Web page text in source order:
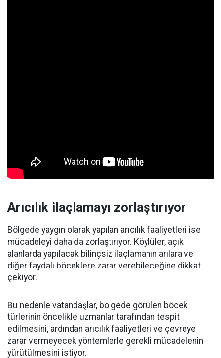
Arıcılık ilaçlamayı zorlaştırıyor
Bölgede yaygın olarak yapılan arıcılık faaliyetleri ise
mücadeleyi daha da zorlaştırıyor. Köylüler, açık
alanlarda yapılacak bilinçsiz ilaçlamanın arılara ve
diğer faydalı böceklere zarar verebileceğine dikkat
çekiyor.
Bu nedenle vatandaşlar, bölgede görülen böcek
türlerinin öncelikle uzmanlar tarafından tespit
edilmesini, ardından arıcılık faaliyetleri ve çevreye
zarar vermeyecek yöntemlerle gerekli mücadelenin
yürütülmesini istiyor.